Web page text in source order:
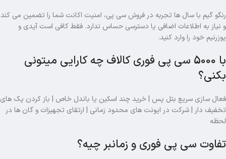
رنگو گیم با سال ها تجربه در فروش سی پی، امنیت اکانت شما را تضمین می کند
و نیاز به اطلاعات اضافی یا دسترسی حساس ندارد. فقط کافی است آیدی و
یوزرنیم خود را وارد کنید.
با 5000 سی پی فوری کالاف چه کارایی میتونی
بکنی؟
فعال سازی سریع بتل پس | خرید چند اسکین یا باندل خاص | باز کردن پک های
تخفیف دار | شرکت در ایونت های محدود زمانی | ارتقای تجهیزات و گان ها در
لحظه
تفاوت سی پی فوری و زمانبر چیه؟